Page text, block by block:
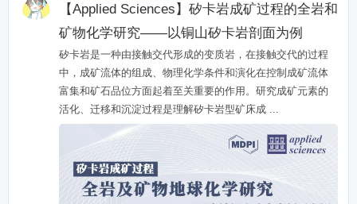
【Applied Sciences】矽卡岩成矿过程的全岩和
矿物化学研究——以铜山矽卡岩剖面为例
矽卡岩是一种由接触交代形成的变质岩，在接触交代的过程
中，成矿流体的组成、物理化学条件和演化在控制成矿流体
富集和矿石品位方面起着至关重要的作用。研究成矿元素的
活化、迁移和沉淀过程是理解矽卡岩型矿床成 ...